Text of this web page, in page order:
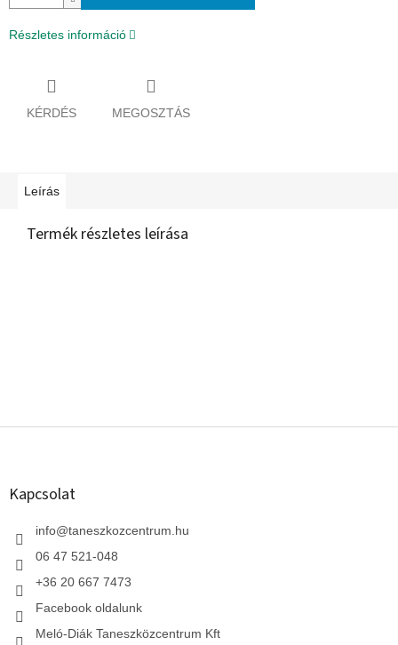
Részletes információ
KÉRDÉS MEGOSZTÁS
Leírás
Termék részletes leírása
L
Kapcsolat
info@taneszkozcentrum.hu
06 47 521-048
+36 20 667 7473
Facebook oldalunk
Meló-Diák Taneszközcentrum Kft